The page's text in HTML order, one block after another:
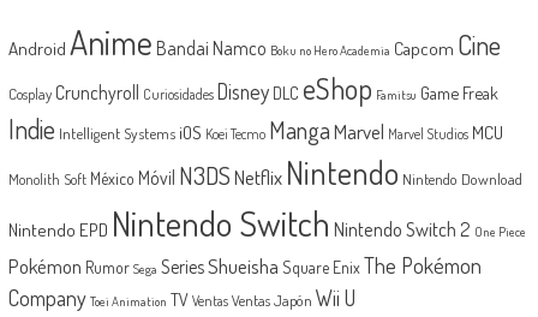
Android Anime Bandai Namco Boku no Hero Academia Capcom Cine
Cosplay Crunchyroll Curiosidades Disney DLC eShop Famitsu Game Freak
Indie Intelligent Systems iOS Koei Tecmo MangaMarvel Marvel Studios MCU
Monolith Soft México Móvil N3DSNetflix Nintendo Nintendo Download
Nintendo EPD Nintendo Switch Nintendo Switch 2 One Piece
Pokémon Rumor Sega SeriesShueisha Square EnixThe Pokémon
Company Toei Animation TV Ventas Ventas Japón Wii U